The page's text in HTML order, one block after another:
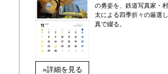
»詳細を見る
の勇姿を、鉄道写真家・
太による四季折々の厳選
真で綴る。